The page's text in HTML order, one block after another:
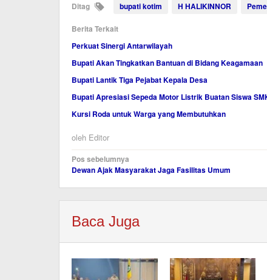
Ditag bupati kotim H HALIKINNOR
Berita Terkait
Perkuat Sinergi Antarwilayah
Bupati Akan Tingkatkan Bantuan di Bidang Keagamaan
Bupati Lantik Tiga Pejabat Kepala Desa
Bupati Apresiasi Sepeda Motor Listrik Buatan Siswa
Kursi Roda untuk Warga yang Membutuhkan
oleh Editor
Navigasi
pos
Pos sebelumnya
Dewan Ajak Masyarakat Jaga Fasilitas Umum
Baca Juga